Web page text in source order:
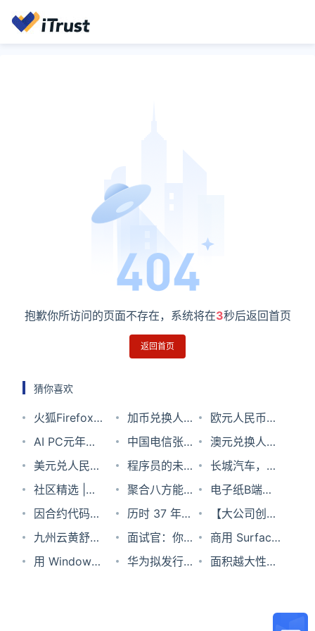
抱歉你所访问的页面不存在，系统将在2秒后返回首页
返回首页
猜你喜欢
火狐Firefox
148将至：“AI
控制”面板上
线
加币兑换人民
币汇率2025
年3月11日
欧元人民币汇
率2024年2月
15日
AI PC元年将
至，NPU到底
怎么用？
中国电信张成
良：积极跟进
骨干网400G
的规模部署
澳元兑换人民
币汇率2023
年9月25日
美元兑人民币
汇率2023年9
月8日
程序员的未来
职场选择；点
击按钮发送验
证码怎么显得
水平高；自学
长城汽车，坦
克填了魏牌和
欧拉的坑
社区精选 |防
御式CSS是什
么？这几点属
性重点防御！
聚合八方能量
点亮永续未来
2022“微软大
中华区可持续
电子纸B端应
用更流行，华
为苹果缘何
忙？
因合约代码
Bug，约2.2亿
元以太币被永
历时 37 年，
Windows 1.0
复活节彩蛋终
【大公司创新
情报】获茅台
大股东“突击
公司拟在主板
九州云黄舒
泉：开源基因
面试官：你说
你精通
商用 Surface
，聚焦数字化
用 Windows
华为拟发行40
面积越大性能
啥不做成巴掌